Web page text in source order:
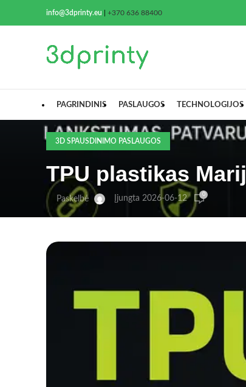
info@3dprinty.eu +370 636 88400
PAGRINDINIS PASLAUGOS TECHNOLOGIJOS
3D SPAUSDINIMO PASLAUGOS
TPU plastikas
Paskelbė Įjungta 2026-06-12 0